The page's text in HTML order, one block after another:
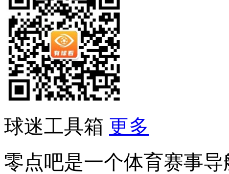
球迷工具箱 更多
零点吧是一个体育赛事